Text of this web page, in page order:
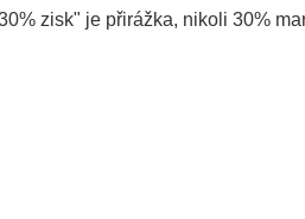
zisk" je přirážka, nikoli 30%